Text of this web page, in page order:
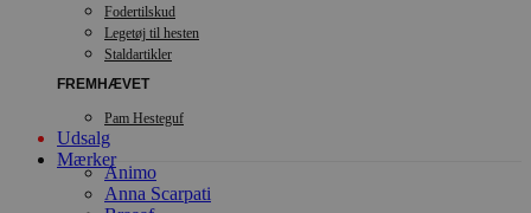
Fodertilskud
Legetøj til hesten
Staldartikler
FREMHÆVET
Pam Hesteguf
Udsalg
Mærker
Animo
Anna Scarpati